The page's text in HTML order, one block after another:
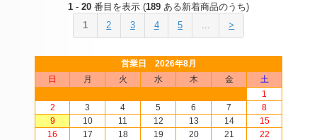
1 - 20 番目を表示 (189 ある新着商品のうち)
1
2 3 4 5 >
営業日 2026年8月
日
月 火 水 木 金
土
1
2
3 4 5 6 7
8
9
10 11 12 13 14
15
16
17 18 19 20 21
22